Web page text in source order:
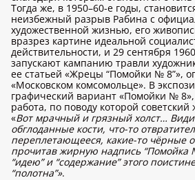
Тогда же, в 1950–60-е годы,
неизбежный разрыв Рабина с
художественной жизнью, его
вразрез картине идеальной
действительности, и 29 сентября
запускают кампанию травли
ее статьей «Жрецы “Помойки № 8”»,
«Московском комсомольце». В
графический вариант «Помойки №
работа, по поводу которой советский
«Вот мрачный и грязный холст…
обглоданные кости, что-то
переплетающееся, какие-то чёрные
прочитав жирную надпись “Помойка
“идею” и “содержание” этого
“полотна”».